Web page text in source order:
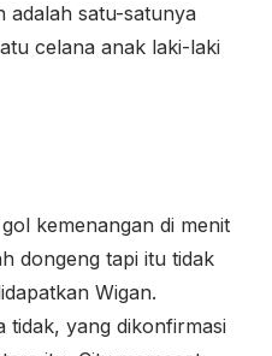
adalah satu-satunya
celana anak laki-laki
kemenangan di menit
dongeng tapi itu tidak
Wigan.
tidak, yang dikonfirmasi